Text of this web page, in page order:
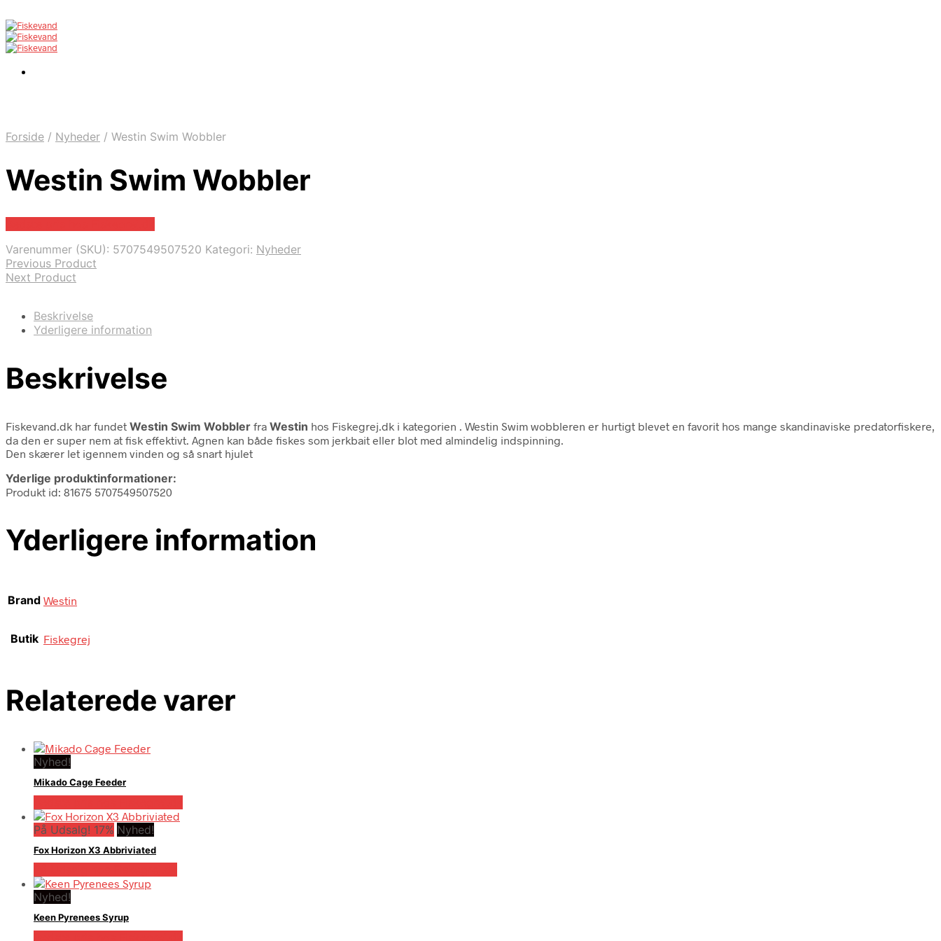
Forside / Nyheder / Westin Swim Wobbler
Westin Swim Wobbler
Varenummer (SKU): 5707549507520 Kategori: Nyheder
Previous Product
Next Product
Beskrivelse
Yderligere information
Beskrivelse
Fiskevand.dk har fundet Westin Swim Wobbler fra Westin hos Fiskegrej.dk i kategorien
. Westin Swim wobbleren er hurtigt blevet en favorit hos mange skandinaviske predatorfiskere,
da den er super nem at fisk effektivt. Agnen kan både fiskes som jerkbait eller blot med almindelig indspinning.
Den skærer let igennem vinden og så snart hjulet
Yderlige produktinformationer:
Produkt id: 81675 5707549507520
Yderligere information
Brand Westin
Butik Fiskegrej
Relaterede varer
Nyhed!
Mikado Cage Feeder
På Udsalg! 17% Nyhed!
Fox Horizon X3 Abbriviated
Nyhed!
Keen Pyrenees Syrup